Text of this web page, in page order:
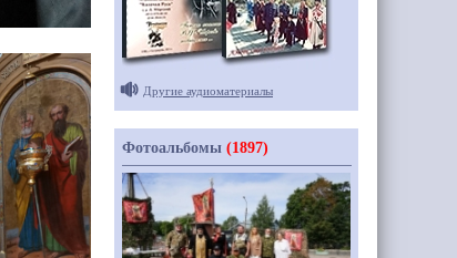
Другие аудиоматериалы
Фотоальбомы (1897)